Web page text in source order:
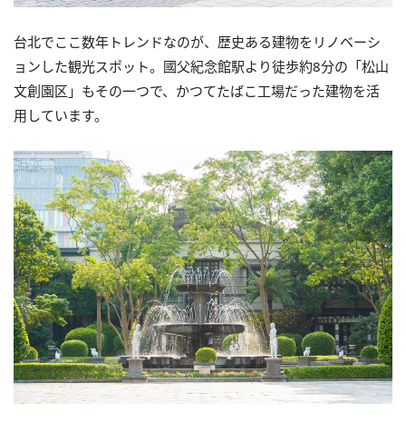
台北でここ数年トレンドなのが、歴史ある建物をリノベーシ
ョンした観光スポット。國父紀念館駅より徒歩約8分の「松山
文創園区」もその一つで、かつてたばこ工場だった建物を活
用しています。